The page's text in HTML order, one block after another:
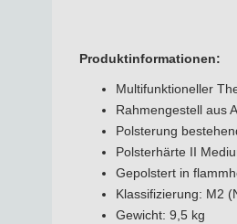
Eigenschaften der
Die Polsterung ist mit
ausgestattet. Der Stuhl
Sie haben Fragen?
Produktinformationen:
Multifunktioneller
Rahmengestell aus
Polsterung
Polsterhärte II
Gepolstert in
Klassifizierung: M2
Gewicht: 9,5 kg